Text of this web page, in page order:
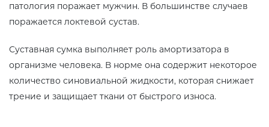
патология поражает мужчин. В большинстве случаев
поражается локтевой сустав.
Суставная сумка выполняет роль амортизатора в
организме человека. В норме она содержит некоторое
количество синовиальной жидкости, которая снижает
трение и защищает ткани от быстрого износа.